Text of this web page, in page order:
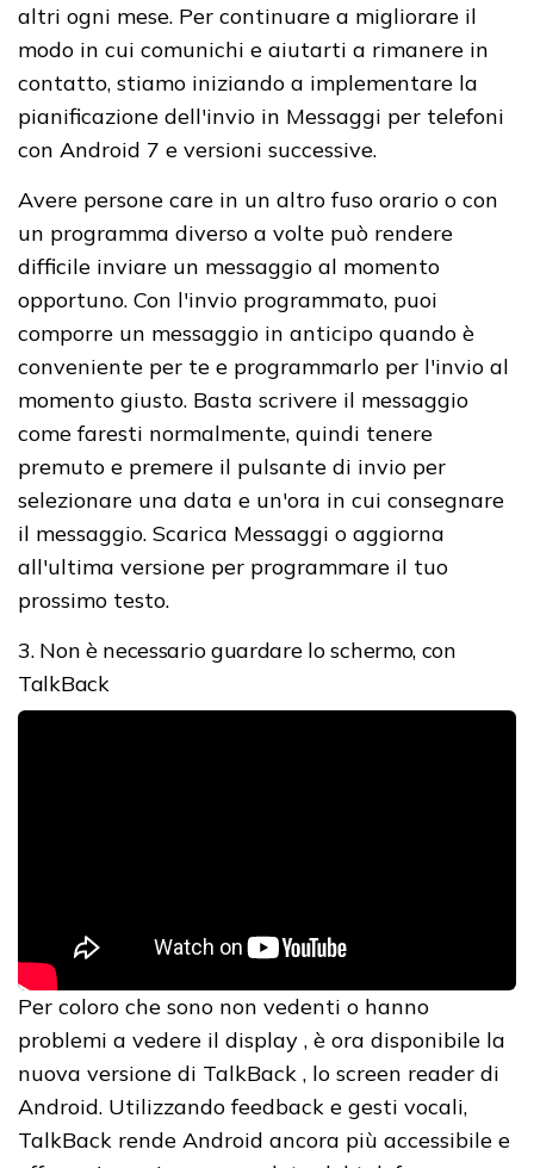
altri ogni mese. Per continuare a migliorare il
modo in cui comunichi e aiutarti a rimanere in
contatto, stiamo iniziando a implementare la
pianificazione dell'invio in Messaggi per telefoni
con Android 7 e versioni successive.
Avere persone care in un altro fuso orario o con
un programma diverso a volte può rendere
difficile inviare un messaggio al momento
opportuno. Con l'invio programmato, puoi
comporre un messaggio in anticipo quando è
conveniente per te e programmarlo per l'invio al
momento giusto. Basta scrivere il messaggio
come faresti normalmente, quindi tenere
premuto e premere il pulsante di invio per
selezionare una data e un'ora in cui consegnare
il messaggio. Scarica Messaggi o aggiorna
all'ultima versione per programmare il tuo
prossimo testo.
3. Non è necessario guardare lo schermo, con
TalkBack
Per coloro che sono non vedenti o hanno
problemi a vedere il display , è ora disponibile la
nuova versione di TalkBack , lo screen reader di
Android. Utilizzando feedback e gesti vocali,
TalkBack rende Android ancora più accessibile e